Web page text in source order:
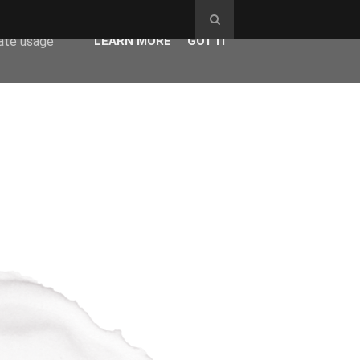
agent
usage
LEARN MORE GOT IT